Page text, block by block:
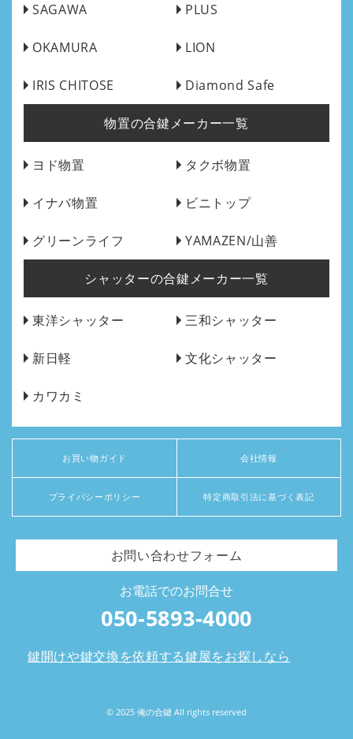
SAGAWA PLUS
OKAMURA LION
IRIS CHITOSE Diamond Safe
物置の合鍵メーカー一覧
ヨド物置 タクボ物置
イナバ物置 ビニトップ
グリーンライフ YAMAZEN/山善
シャッターの合鍵メーカー一覧
東洋シャッター 三和シャッター
新日軽 文化シャッター
カワカミ
お買い物ガイド 会社情報
プライバシーポリシー 特定商取引法に基づく表記
お問い合わせフォーム
お電話でのお問合せ
050-5893-4000
鍵開けや鍵交換を依頼する鍵屋をお探しなら
© 2025 俺の合鍵 All rights reserved